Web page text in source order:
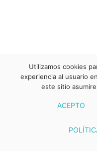
Utilizamos cookies
experiencia al usuario
este sitio
ACEPTO